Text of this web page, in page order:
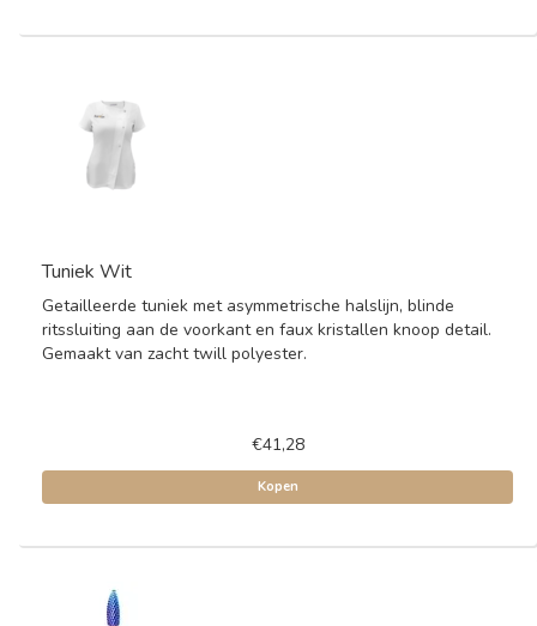
Tuniek Wit
Getailleerde tuniek met asymmetrische halslijn, blinde
ritssluiting aan de voorkant en faux kristallen knoop detail.
Gemaakt van zacht twill polyester.
€41,28
Kopen